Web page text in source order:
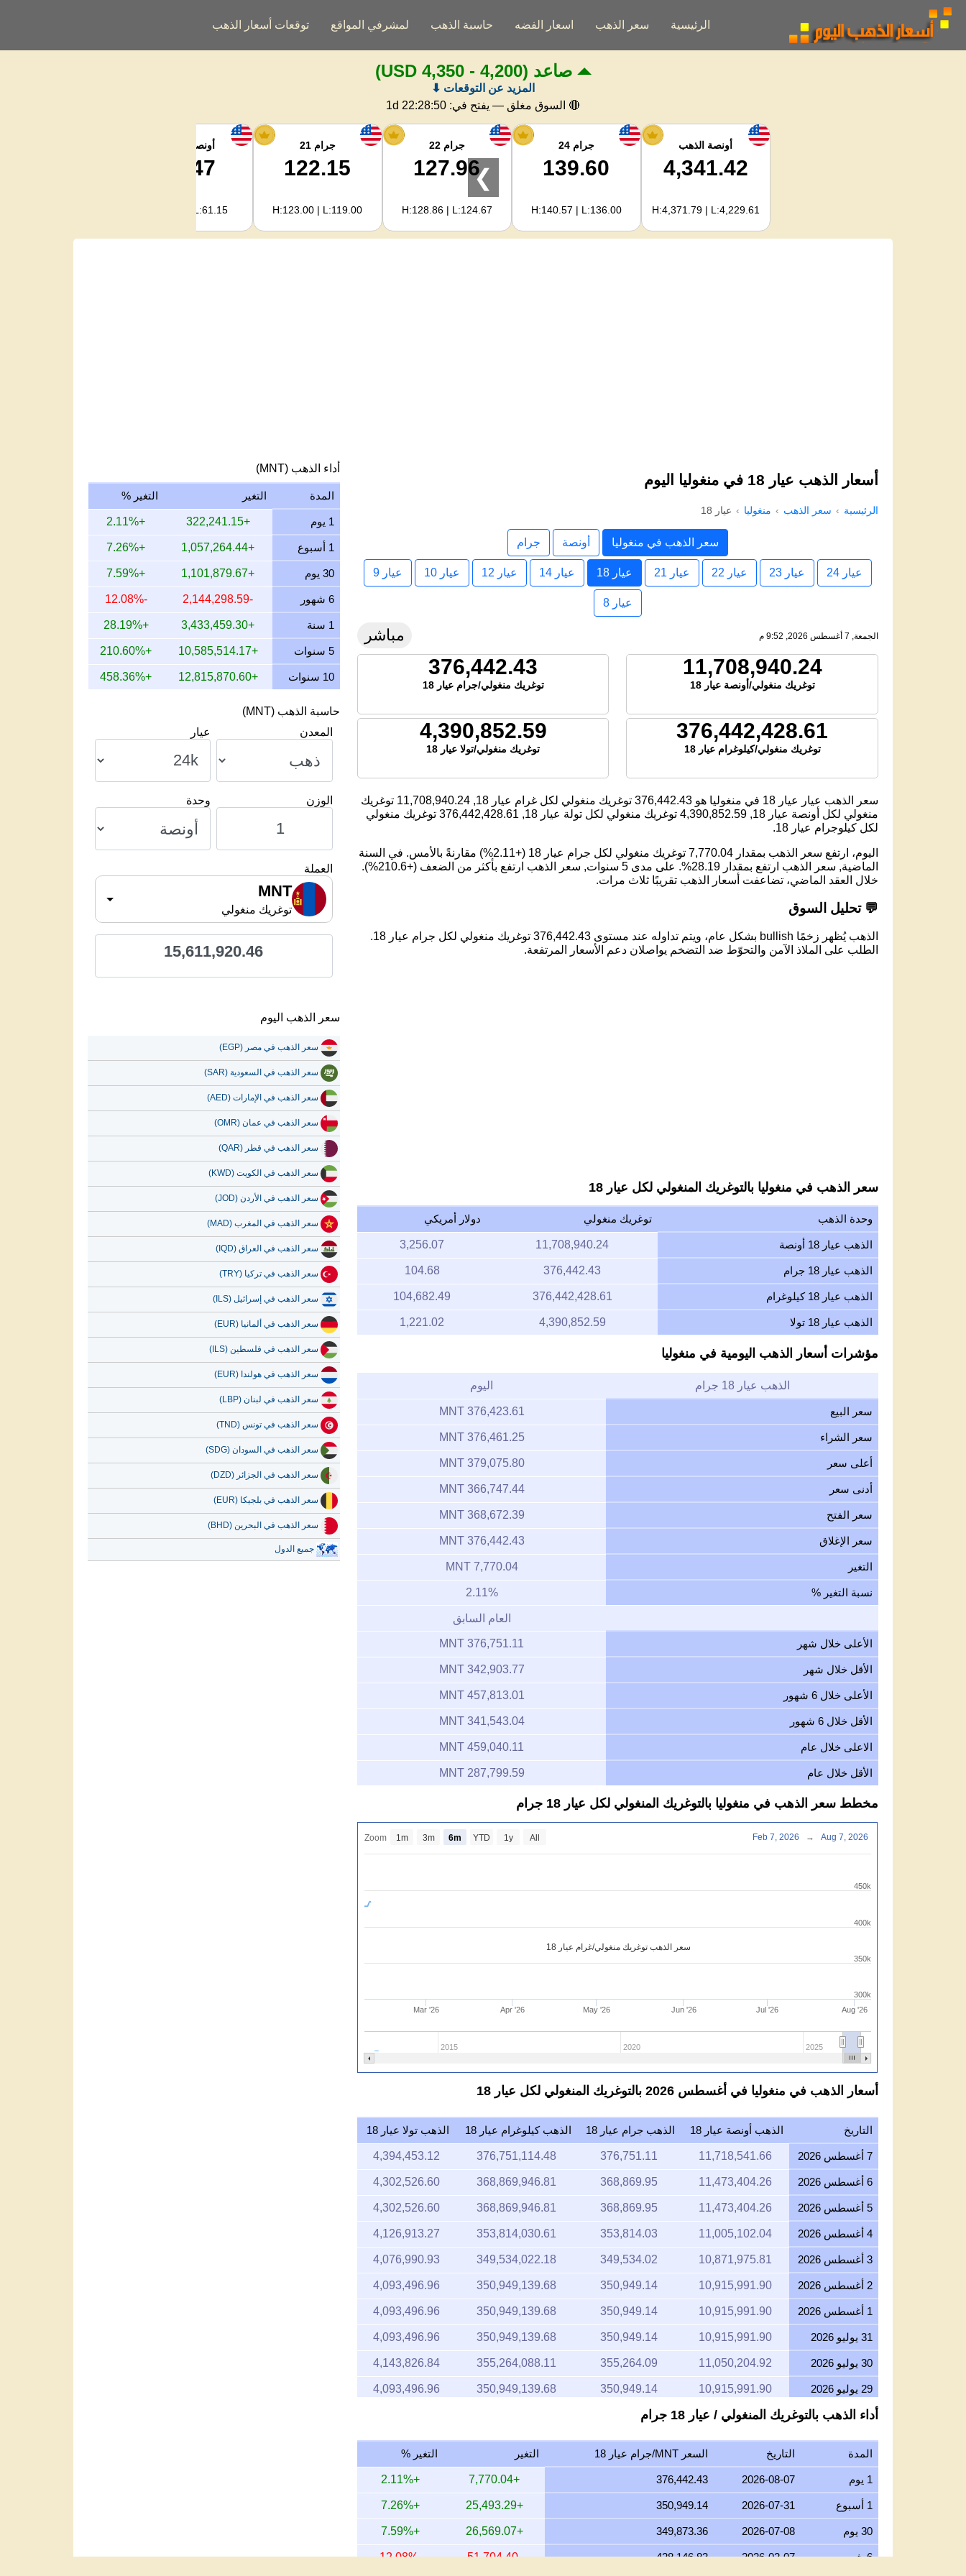
الرئيسية سعر الذهب اسعار الفضه حاسبة الذهب لمشرفي المواقع توقعات أسعار الذهب
صاعد (4,200 - 4,350 USD)
المزيد عن التوقعات ⬇
🔴 السوق مغلق — يفتح في: 1d 22:28:49
أونصة الذهب
4,341.42
H:4,371.79 | L:4,229.61
جرام 24
139.60
H:140.57 | L:136.00
جرام 22
127.96
H:128.86 | L:124.67
جرام 21
122.15
H:123.00 | L:119.00
أونصة الفضة
63.47
H:65.13 | L:61.15
❯
أسعار الذهب عيار 18 في منغوليا اليوم
الرئيسية سعر الذهب منغوليا عيار 18
سعر الذهب في منغوليا أونصة جرام
عيار 24 عيار 23 عيار 22 عيار 21 عيار 18 عيار 14 عيار 12 عيار 10 عيار 9
عيار 8
الجمعة, 7 أغسطس 2026, 9:52 م مباشر
11,708,940.24
توغريك منغولي/أونصة عيار 18
376,442.43
توغريك منغولي/جرام عيار 18
376,442,428.61
توغريك منغولي/كيلوغرام عيار 18
4,390,852.59
توغريك منغولي/تولا عيار 18
سعر الذهب عيار عيار 18 في منغوليا هو 376,442.43 توغريك منغولي لكل غرام عيار 18, 11,708,940.24 توغريك
منغولي لكل أونصة عيار 18,
4,390,852.59 توغريك منغولي لكل تولة عيار 18, 376,442,428.61 توغريك منغولي
لكل كيلوجرام عيار 18.
اليوم، ارتفع سعر الذهب بمقدار 7,770.04 توغريك منغولي لكل جرام عيار 18 (+2.11%) مقارنةً بالأمس. في السنة
الماضية, سعر الذهب ارتفع بمقدار 28.19%. على مدى 5 سنوات, سعر الذهب ارتفع بأكثر من الضعف (+210.6%).
خلال العقد الماضي، تضاعفت أسعار الذهب تقريبًا ثلاث مرات.
💬 تحليل السوق
الذهب يُظهر زخمًا bullish بشكل عام، ويتم تداوله عند مستوى 376,442.43 توغريك منغولي لكل جرام عيار 18.
الطلب على الملاذ الآمن والتحوّط ضد التضخم يواصلان دعم الأسعار المرتفعة.
سعر الذهب في منغوليا بالتوغريك المنغولي لكل عيار 18
وحدة الذهب توغريك منغولي دولار أمريكي
الذهب عيار 18 أونصة 11,708,940.24
3,256.07
الذهب عيار 18 جرام 376,442.43
104.68
الذهب عيار 18 كيلوغرام 376,442,428.61
104,682.49
الذهب عيار 18 تولا 4,390,852.59
1,221.02
مؤشرات أسعار الذهب اليومية في منغوليا
الذهب عيار 18 جرام اليوم
سعر البيع 376,423.61 MNT
سعر الشراء 376,461.25 MNT
أعلى سعر 379,075.80 MNT
أدنى سعر 366,747.44 MNT
سعر الفتح 368,672.39 MNT
سعر الإغلاق 376,442.43 MNT
التغير 7,770.04 MNT
نسبة التغير % 2.11%
العام السابق
الأعلى خلال شهر 376,751.11 MNT
الأقل خلال شهر 342,903.77 MNT
الأعلى خلال 6 شهور 457,813.01 MNT
الأقل خلال 6 شهور 341,543.04 MNT
الاعلى خلال عام 459,040.11 MNT
الأقل خلال عام 287,799.59 MNT
مخطط سعر الذهب في منغوليا بالتوغريك المنغولي لكل عيار 18 جرام
سعر الذهب توغريك منغولي/غرام عيار 18
Mar '26 Apr '26 May '26 Jun '26 Jul '26 Aug '26
2015 2020 2025
350k
400k
450k
300k
Zoom 1m 3m 6m YTD 1y All Feb 7, 2026 → Aug 7, 2026
أسعار الذهب في منغوليا في أغسطس 2026 بالتوغريك المنغولي لكل عيار 18
التاريخ الذهب أونصة عيار 18 الذهب جرام عيار 18 الذهب كيلوغرام عيار 18 الذهب تولا عيار 18
7 أغسطس 2026 11,718,541.66
376,751.11
376,751,114.48
4,394,453.12
6 أغسطس 2026 11,473,404.26
368,869.95
368,869,946.81
4,302,526.60
5 أغسطس 2026 11,473,404.26
368,869.95
368,869,946.81
4,302,526.60
4 أغسطس 2026 11,005,102.04
353,814.03
353,814,030.61
4,126,913.27
3 أغسطس 2026 10,871,975.81
349,534.02
349,534,022.18
4,076,990.93
2 أغسطس 2026 10,915,991.90
350,949.14
350,949,139.68
4,093,496.96
1 أغسطس 2026 10,915,991.90
350,949.14
350,949,139.68
4,093,496.96
31 يوليو 2026 10,915,991.90
350,949.14
350,949,139.68
4,093,496.96
30 يوليو 2026 11,050,204.92
355,264.09
355,264,088.11
4,143,826.84
29 يوليو 2026 10,915,991.90
350,949.14
350,949,139.68
4,093,496.96
28 يوليو 2026 10,871,975.81
349,534.02
27 يوليو 2026 11,005,102.04
353,814.03
353,814,030.61
4,126,913.27
26 يوليو 2026 10,889,271.26
350,090.07
350,090,070.85
4,083,476.72
25 يوليو 2026 10,889,271.26
350,090.07
350,090,070.85
24 يوليو 2026 10,933,536.59
351,513.20
351,513,201.22
23 يوليو 2026 10,889,271.26
350,090.07
350,090,070.85
أداء الذهب بالتوغريك المنغولي / عيار 18 جرام
المدة التاريخ السعر MNT/جرام عيار 18 التغير التغير %
1 يوم 2026-08-07
376,442.43
+7,770.04
+2.11%
1 أسبوع 2026-07-31
350,949.14
+25,493.29
+7.26%
30 يوم 2026-07-08
349,873.36
+26,569.07
+7.59%
6 شهور 2026-02-07
428,146.83
-51,704.40
-12.08%
أداء الذهب (MNT)
المدة التغير التغير %
1 يوم +322,241.15
+2.11%
1 أسبوع +1,057,264.44
+7.26%
30 يوم +1,101,879.67
+7.59%
6 شهور -2,144,298.59
-12.08%
1 سنة +3,433,459.30
+28.19%
5 سنوات +10,585,514.17
+210.60%
10 سنوات +12,815,870.60
+458.36%
حاسبة الذهب (MNT)
المعدن
عيار
الوزن وحدة
العملة
MNT
توغريك منغولي
15,611,920.46
سعر الذهب اليوم
سعر الذهب في مصر (EGP)
سعر الذهب في السعودية (SAR)
سعر الذهب في الإمارات (AED)
سعر الذهب في عمان (OMR)
سعر الذهب في قطر (QAR)
سعر الذهب في الكويت (KWD)
سعر الذهب في الأردن (JOD)
سعر الذهب في المغرب (MAD)
سعر الذهب في العراق (IQD)
سعر الذهب في تركيا (TRY)
سعر الذهب في إسرائيل (ILS)
سعر الذهب في ألمانيا (EUR)
سعر الذهب في فلسطين (ILS)
سعر الذهب في هولندا (EUR)
سعر الذهب في لبنان (LBP)
سعر الذهب في تونس (TND)
سعر الذهب في السودان (SDG)
سعر الذهب في الجزائر (DZD)
سعر الذهب في بلجيكا (EUR)
سعر الذهب في البحرين (BHD)
جميع الدول